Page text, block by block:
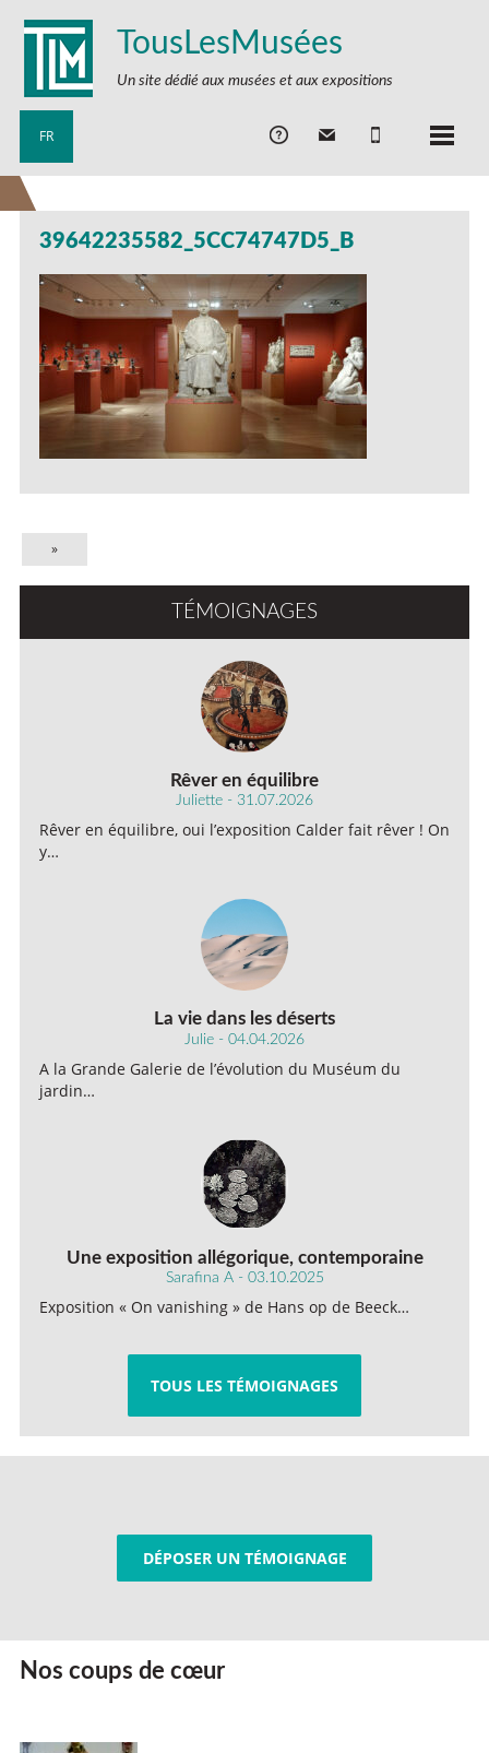
TousLesMusées
Un site dédié aux musées et aux expositions
FR
39642235582_5CC74747D5_B
»
TÉMOIGNAGES
Rêver en équilibre
Juliette - 31.07.2026
Rêver en équilibre, oui l’exposition Calder fait rêver ! On
y…
La vie dans les déserts
Julie - 04.04.2026
A la Grande Galerie de l’évolution du Muséum du
jardin…
Une exposition allégorique, contemporaine
Sarafina A - 03.10.2025
Exposition « On vanishing » de Hans op de Beeck…
TOUS LES TÉMOIGNAGES
DÉPOSER UN TÉMOIGNAGE
Nos coups de cœur